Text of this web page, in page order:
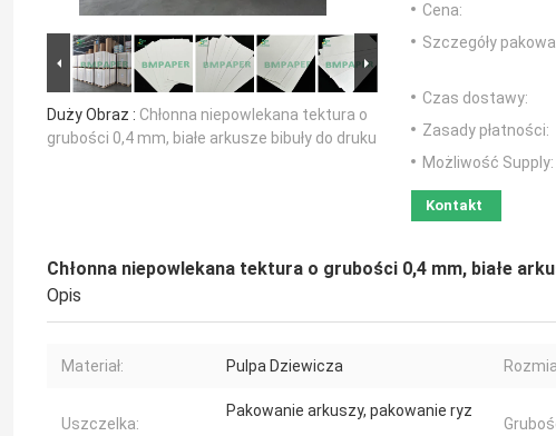
Duży Obraz : Chłonna niepowlekana tektura o
grubości 0,4 mm, białe arkusze bibuły do ​​druku
Cena:
Szczegóły
Czas dostawy:
Zasady płatności:
Możliwość Supply:
Kontakt
Chłonna niepowlekana tektura o grubości 0,4 mm, białe
Opis
Materiał: Pulpa Dziewicza
Uszczelka:
Pakowanie arkuszy, pakowanie ryz